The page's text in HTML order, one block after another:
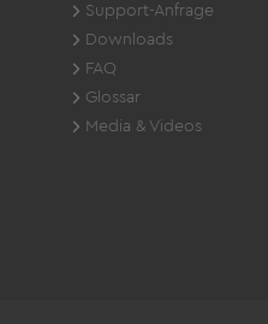
Support-Anfrage
Downloads
FAQ
Glossar
Media & Videos